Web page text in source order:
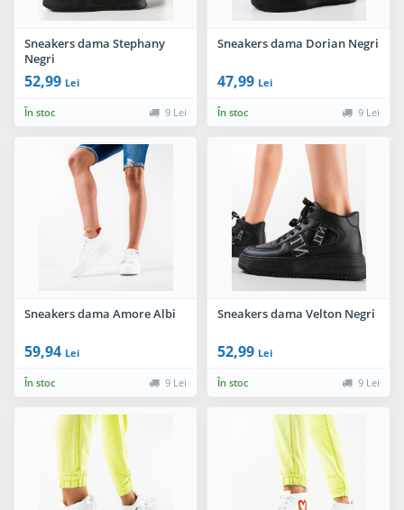
Sneakers dama Stephany
Negri
52,99 Lei
În stoc 9 Lei
Sneakers dama Dorian Negri
47,99 Lei
În stoc 9 Lei
Sneakers dama Amore Albi
59,94 Lei
În stoc 9 Lei
Sneakers dama Velton Negri
52,99 Lei
În stoc 9 Lei